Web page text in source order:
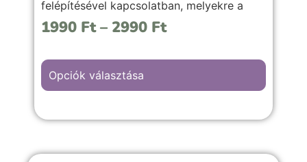
felépítésével kapcsolatban, melyekre a
további jegyzetekben is gyakran
1990 Ft – 2990 Ft
Opciók választása